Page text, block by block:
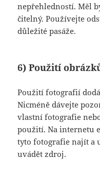
nepřehledností. Měl
čitelný. Používejte
důležité pasáže.
6) Použití
Použití fotografií
Nicméně dávejte
vlastní fotografie
použití. Na internetu
tyto fotografie najít a
uvádět zdroj.